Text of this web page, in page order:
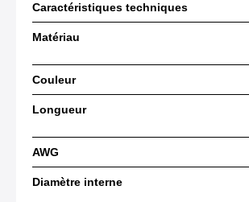
Caractéristiques techniques
Matériau
Couleur
Longueur
AWG
Diamètre interne